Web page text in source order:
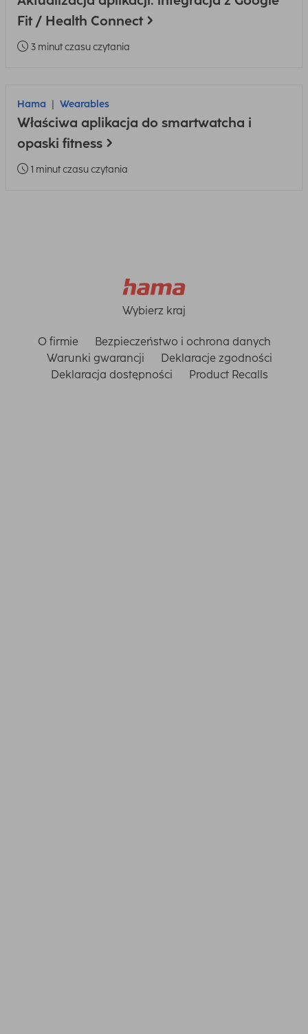
Fit / Health Connect
3 minut czasu czytania
Hama Wearables
Właściwa aplikacja do smartwatcha i
opaski fitness
1 minut czasu czytania
Wybierz kraj
O firmie
Bezpieczeństwo i ochrona danych
Warunki gwarancji
Deklaracje zgodności
Deklaracja dostępności
Product Recalls